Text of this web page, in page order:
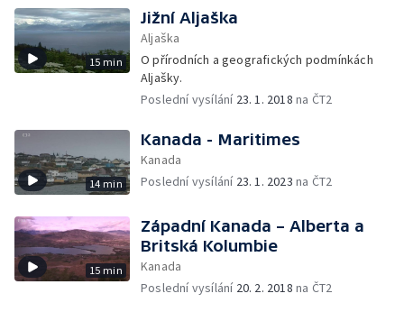
15 min
Jižní Aljaška
Aljaška
O přírodních a geografických podmínkách
Aljašky.
Poslední vysílání 23. 1. 2018 na ČT2
14 min
Kanada - Maritimes
Kanada
Poslední vysílání 23. 1. 2023 na ČT2
15 min
Západní Kanada – Alberta a
Britská Kolumbie
Kanada
Poslední vysílání 20. 2. 2018 na ČT2